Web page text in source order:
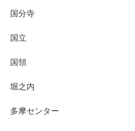
国分寺
国立
国領
堀之内
多摩センター